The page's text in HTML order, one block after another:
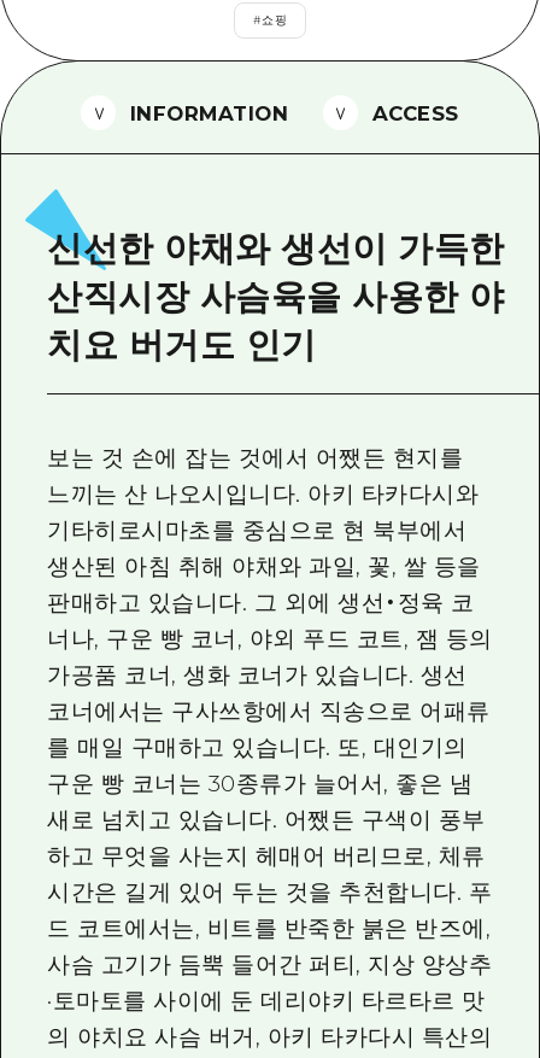
1박 2일
2박 3일
외국인 여행자용 거리 관광안내소
사진 다운로드
재해가 발생했을 때의 교통 정보
관광 안내 책자
#쇼핑
INFORMATION ACCESS
신선한 야채와 생선이 가득한
산직시장 사슴육을 사용한 야
치요 버거도 인기
보는 것 손에 잡는 것에서 어쨌든 현지를
느끼는 산 나오시입니다. 아키 타카다시와
기타히로시마초를 중심으로 현 북부에서
생산된 아침 취해 야채와 과일, 꽃, 쌀 등을
판매하고 있습니다. 그 외에 생선・정육 코
너나, 구운 빵 코너, 야외 푸드 코트, 잼 등의
가공품 코너, 생화 코너가 있습니다. 생선
코너에서는 구사쓰항에서 직송으로 어패류
를 매일 구매하고 있습니다. 또, 대인기의
구운 빵 코너는 30종류가 늘어서, 좋은 냄
새로 넘치고 있습니다. 어쨌든 구색이 풍부
하고 무엇을 사는지 헤매어 버리므로, 체류
시간은 길게 있어 두는 것을 추천합니다. 푸
드 코트에서는, 비트를 반죽한 붉은 반즈에,
사슴 고기가 듬뿍 들어간 퍼티, 지상 양상추
·토마토를 사이에 둔 데리야키 타르타르 맛
의 야치요 사슴 버거, 아키 타카다시 특산의